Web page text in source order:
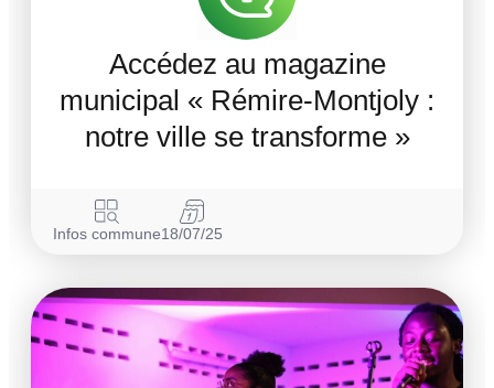
Accédez au magazine
municipal « Rémire-Montjoly :
notre ville se transforme »
Infos commune18/07/25